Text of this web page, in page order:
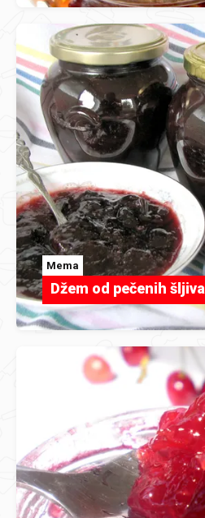
Mema
Džem od pečenih šljiva